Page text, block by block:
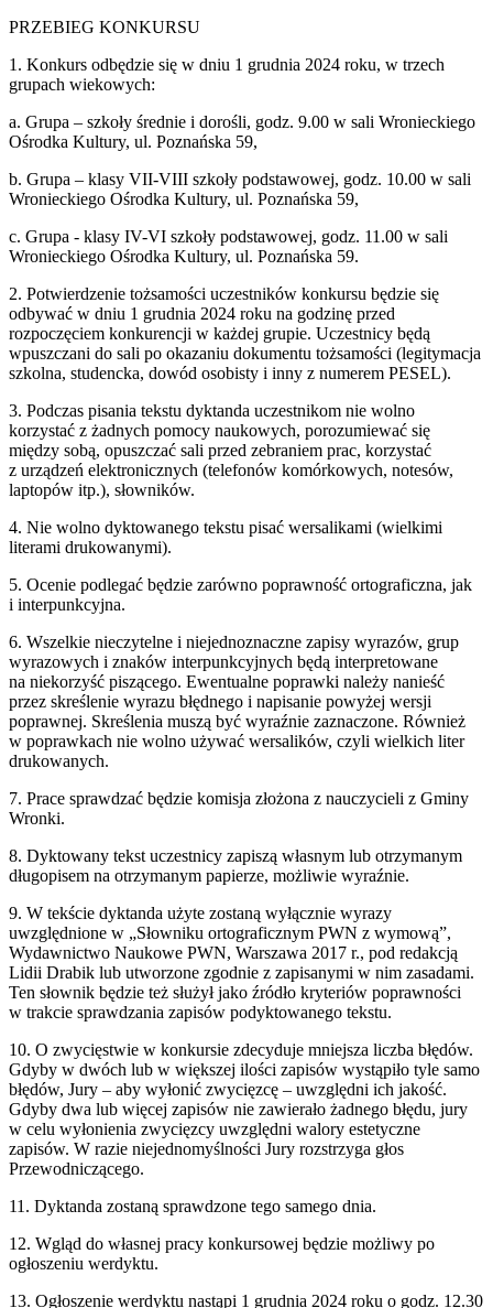
PRZEBIEG KONKURSU
1. Konkurs odbędzie się w dniu 1 grudnia 2024 roku, w trzech
grupach wiekowych:
a. Grupa – szkoły średnie i dorośli, godz. 9.00 w sali Wronieckiego
Ośrodka Kultury, ul. Poznańska 59,
b. Grupa – klasy VII-VIII szkoły podstawowej, godz. 10.00 w sali
Wronieckiego Ośrodka Kultury, ul. Poznańska 59,
c. Grupa - klasy IV-VI szkoły podstawowej, godz. 11.00 w sali
Wronieckiego Ośrodka Kultury, ul. Poznańska 59.
2. Potwierdzenie tożsamości uczestników konkursu będzie się
odbywać w dniu 1 grudnia 2024 roku na godzinę przed
rozpoczęciem konkurencji w każdej grupie. Uczestnicy będą
wpuszczani do sali po okazaniu dokumentu tożsamości (legitymacja
szkolna, studencka, dowód osobisty i inny z numerem PESEL).
3. Podczas pisania tekstu dyktanda uczestnikom nie wolno
korzystać z żadnych pomocy naukowych, porozumiewać się
między sobą, opuszczać sali przed zebraniem prac, korzystać
z urządzeń elektronicznych (telefonów komórkowych, notesów,
laptopów itp.), słowników.
4. Nie wolno dyktowanego tekstu pisać wersalikami (wielkimi
literami drukowanymi).
5. Ocenie podlegać będzie zarówno poprawność ortograficzna, jak
i interpunkcyjna.
6. Wszelkie nieczytelne i niejednoznaczne zapisy wyrazów, grup
wyrazowych i znaków interpunkcyjnych będą interpretowane
na niekorzyść piszącego. Ewentualne poprawki należy nanieść
przez skreślenie wyrazu błędnego i napisanie powyżej wersji
poprawnej. Skreślenia muszą być wyraźnie zaznaczone. Również
w poprawkach nie wolno używać wersalików, czyli wielkich liter
drukowanych.
7. Prace sprawdzać będzie komisja złożona z nauczycieli z Gminy
Wronki.
8. Dyktowany tekst uczestnicy zapiszą własnym lub otrzymanym
długopisem na otrzymanym papierze, możliwie wyraźnie.
9. W tekście dyktanda użyte zostaną wyłącznie wyrazy
uwzględnione w „Słowniku ortograficznym PWN z wymową”,
Wydawnictwo Naukowe PWN, Warszawa 2017 r., pod redakcją
Lidii Drabik lub utworzone zgodnie z zapisanymi w nim zasadami.
Ten słownik będzie też służył jako źródło kryteriów poprawności
w trakcie sprawdzania zapisów podyktowanego tekstu.
10. O zwycięstwie w konkursie zdecyduje mniejsza liczba błędów.
Gdyby w dwóch lub w większej ilości zapisów wystąpiło tyle samo
błędów, Jury – aby wyłonić zwycięzcę – uwzględni ich jakość.
Gdyby dwa lub więcej zapisów nie zawierało żadnego błędu, jury
w celu wyłonienia zwycięzcy uwzględni walory estetyczne
zapisów. W razie niejednomyślności Jury rozstrzyga głos
Przewodniczącego.
11. Dyktanda zostaną sprawdzone tego samego dnia.
12. Wgląd do własnej pracy konkursowej będzie możliwy po
ogłoszeniu werdyktu.
13. Ogłoszenie werdyktu nastąpi 1 grudnia 2024 roku o godz. 12.30